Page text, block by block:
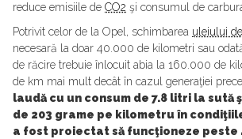
reduce emisiile de CO2 şi consumul de
Potrivit celor de la Opel, schimbarea uleiului
necesară la doar 40.000 de kilometri sau
de răcire trebuie înlocuit abia la 160.000 de
de km mai mult decât în cazul generaţiei
laudă cu un consum de 7.8 litri la sută
de 203 grame pe kilometru în
a fost proiectat să funcţioneze peste